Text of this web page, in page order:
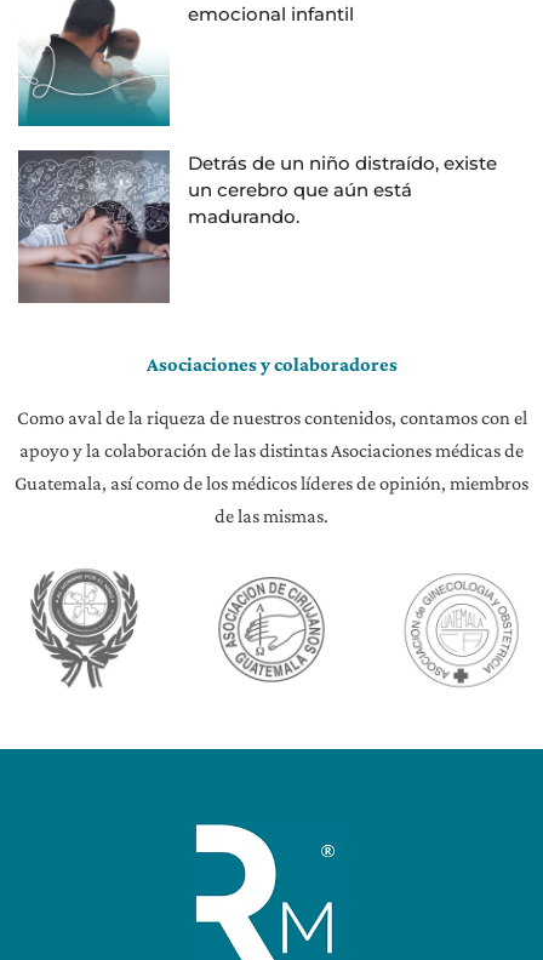
emocional infantil
Detrás de un niño distraído, existe
un cerebro que aún está
madurando.
Asociaciones y colaboradores
Como aval de la riqueza de nuestros contenidos, contamos con el
apoyo y la colaboración de las distintas Asociaciones médicas de
Guatemala, así como de los médicos líderes de opinión, miembros
de las mismas.